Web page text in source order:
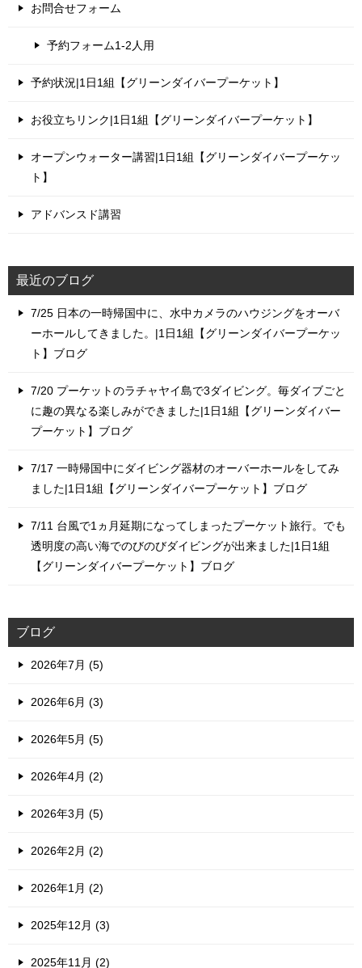
お問合せフォーム
予約フォーム1-2人用
予約状況|1日1組【グリーンダイバープーケット】
お役立ちリンク|1日1組【グリーンダイバープーケット】
オープンウォーター講習|1日1組【グリーンダイバープーケッ
ト】
アドバンスド講習
最近のブログ
7/25 日本の一時帰国中に、水中カメラのハウジングをオーバ
ーホールしてきました。|1日1組【グリーンダイバープーケッ
ト】ブログ
7/20 プーケットのラチャヤイ島で3ダイビング。毎ダイブごと
に趣の異なる楽しみができました|1日1組【グリーンダイバー
プーケット】ブログ
7/17 一時帰国中にダイビング器材のオーバーホールをしてみ
ました|1日1組【グリーンダイバープーケット】ブログ
7/11 台風で1ヵ月延期になってしまったプーケット旅行。でも
透明度の高い海でのびのびダイビングが出来ました|1日1組
【グリーンダイバープーケット】ブログ
ブログ
2026年7月 (5)
2026年6月 (3)
2026年5月 (5)
2026年4月 (2)
2026年3月 (5)
2026年2月 (2)
2026年1月 (2)
2025年12月 (3)
2025年11月 (2)